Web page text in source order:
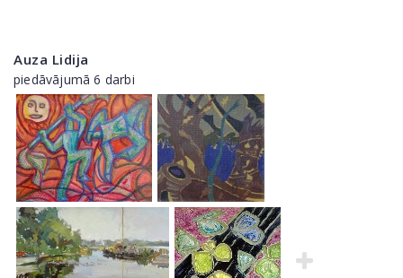
Auza Lidija
piedāvājumā 6 darbi